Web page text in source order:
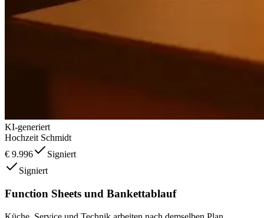
KI-generiert
Hochzeit Schmidt
€ 9.996
Signiert
Signiert
Function Sheets und Bankettablauf